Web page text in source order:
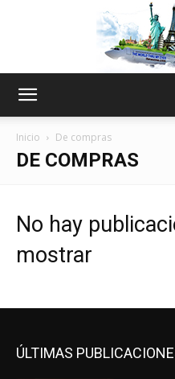
Inicio De compras
DE COMPRAS
No hay
mostrar
ÚLTIMAS